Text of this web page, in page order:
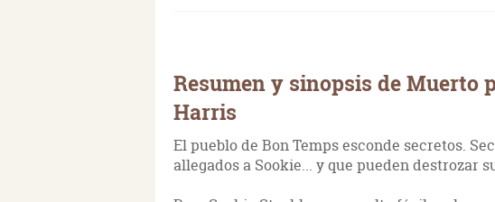
Resumen y sinopsis de Muerto
Harris
El pueblo de Bon Temps esconde secretos.
allegados a Sookie... y que pueden destrozar